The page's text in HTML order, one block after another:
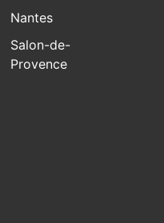
Nantes
Salon-de-
Provence